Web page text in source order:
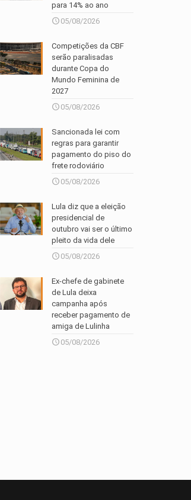
para 14% ao ano
05/08/2026
Competições da CBF
serão paralisadas
durante Copa do
Mundo Feminina de
2027
05/08/2026
Sancionada lei com
regras para garantir
pagamento do piso do
frete rodoviário
05/08/2026
Lula diz que a eleição
presidencial de
outubro vai ser o último
pleito da vida dele
05/08/2026
Ex-chefe de gabinete
de Lula deixa
campanha após
receber pagamento de
amiga de Lulinha
05/08/2026